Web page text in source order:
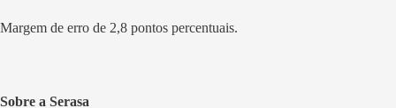
Margem de erro de 2,8 pontos percentuais.
Sobre a Serasa